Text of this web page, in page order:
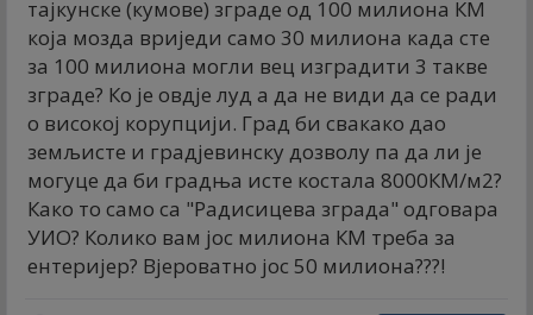
тајкунске (кумове) зграде од 100 милиона КМ
која мозда вриједи само 30 милиона када сте
за 100 милиона могли вец изградити 3 такве
зграде? Ко је овдје луд а да не види да се ради
о високој корупцији. Град би свакако дао
земљисте и градјевинску дозволу па да ли је
могуце да би градња исте костала 8000КМ/м2?
Како то само са "Радисицева зграда" одговара
УИО? Колико вам јос милиона КМ треба за
ентеријер? Вјероватно јос 50 милиона???!